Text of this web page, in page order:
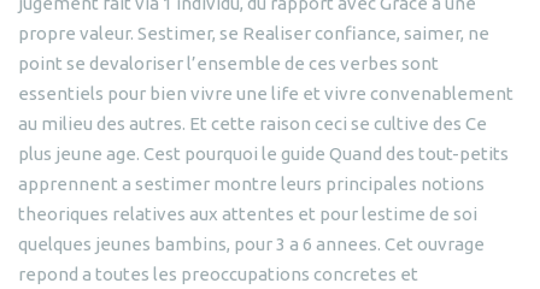
propre valeur. Sestimer, se Realiser confiance, saimer, ne
point se devaloriser l’ensemble de ces verbes sont
essentiels pour bien vivre une life et vivre convenablement
au milieu des autres. Et cette raison ceci se cultive des Ce
plus jeune age. Cest pourquoi le guide Quand des tout-petits
apprennent a sestimer montre leurs principales notions
theoriques relatives aux attentes et pour lestime de soi
quelques jeunes bambins, pour 3 a 6 annees. Cet ouvrage
repond a toutes les preoccupations concretes et